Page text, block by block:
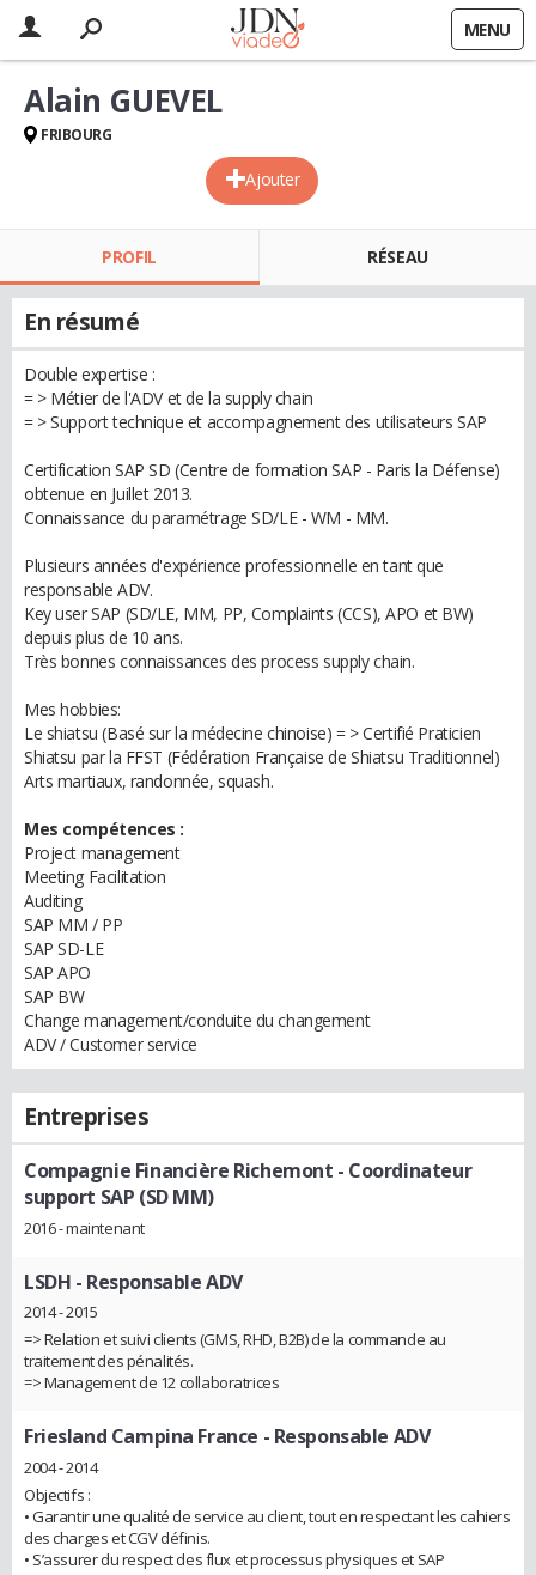
MENU
Ajouter
Alain GUEVEL
FRIBOURG
PROFIL RÉSEAU
En résumé
Double expertise :
= > Métier de l'ADV et de la supply chain
= > Support technique et accompagnement des utilisateurs SAP
Certification SAP SD (Centre de formation SAP - Paris la Défense)
obtenue en Juillet 2013.
Connaissance du paramétrage SD/LE - WM - MM.
Plusieurs années d'expérience professionnelle en tant que
responsable ADV.
Key user SAP (SD/LE, MM, PP, Complaints (CCS), APO et BW)
depuis plus de 10 ans.
Très bonnes connaissances des process supply chain.
Mes hobbies:
Le shiatsu (Basé sur la médecine chinoise) = > Certifié Praticien
Shiatsu par la FFST (Fédération Française de Shiatsu Traditionnel)
Arts martiaux, randonnée, squash.
Mes compétences :
Project management
Meeting Facilitation
Auditing
SAP MM / PP
SAP SD-LE
SAP APO
SAP BW
Change management/conduite du changement
ADV / Customer service
Entreprises
Compagnie Financière Richemont - Coordinateur
support SAP (SD MM)
2016 - maintenant
LSDH - Responsable ADV
2014 - 2015
=> Relation et suivi clients (GMS, RHD, B2B) de la commande au
traitement des pénalités.
=> Management de 12 collaboratrices
Friesland Campina France - Responsable ADV
2004 - 2014
Objectifs :
• Garantir une qualité de service au client, tout en respectant les cahiers
des charges et CGV définis.
• S’assurer du respect des flux et processus physiques et SAP